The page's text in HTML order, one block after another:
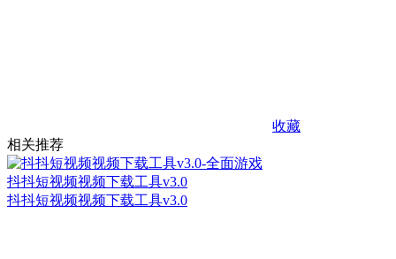
收藏
相关推荐
抖抖短视频视频下载工具v3.0
抖抖短视频视频下载工具v3.0